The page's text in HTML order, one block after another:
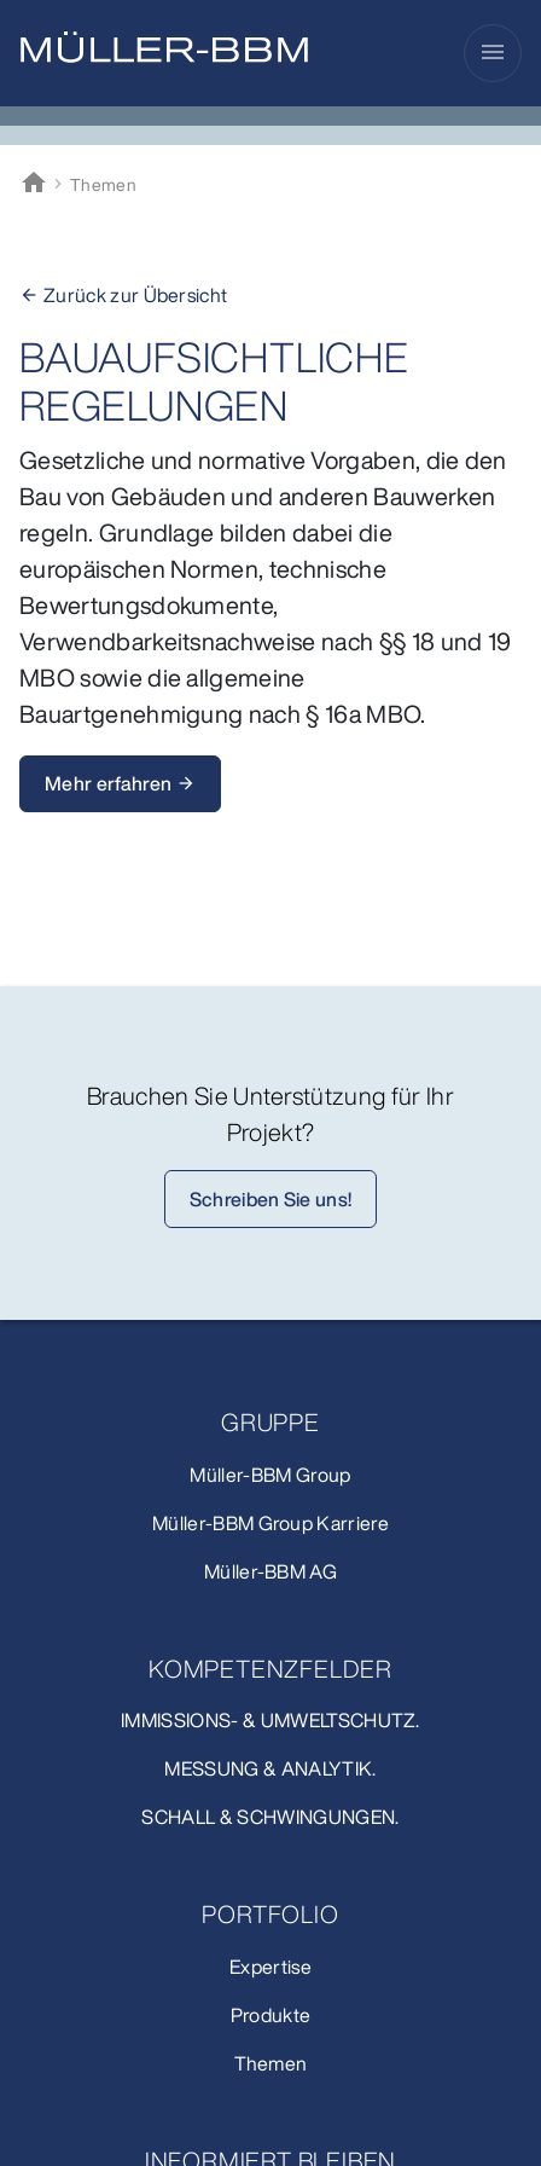
menu
home
Müller-BBM
Themen
arrow_back Zurück zur Übersicht
BAUAUFSICHTLICHE
REGELUNGEN
Gesetzliche und normative Vorgaben, die den
Bau von Gebäuden und anderen Bauwerken
regeln. Grundlage bilden dabei die
europäischen Normen, technische
Bewertungsdokumente,
Verwendbarkeitsnachweise nach §§ 18 und 19
MBO sowie die allgemeine
Bauartgenehmigung nach § 16a MBO.
Mehr erfahren arrow_forward
Brauchen Sie Unterstützung für Ihr
Projekt?
Schreiben Sie uns!
GRUPPE
Müller-BBM Group
Müller-BBM Group Karriere
Müller-BBM AG
KOMPETENZFELDER
IMMISSIONS- & UMWELTSCHUTZ.
MESSUNG & ANALYTIK.
SCHALL & SCHWINGUNGEN.
PORTFOLIO
Expertise
Produkte
Themen